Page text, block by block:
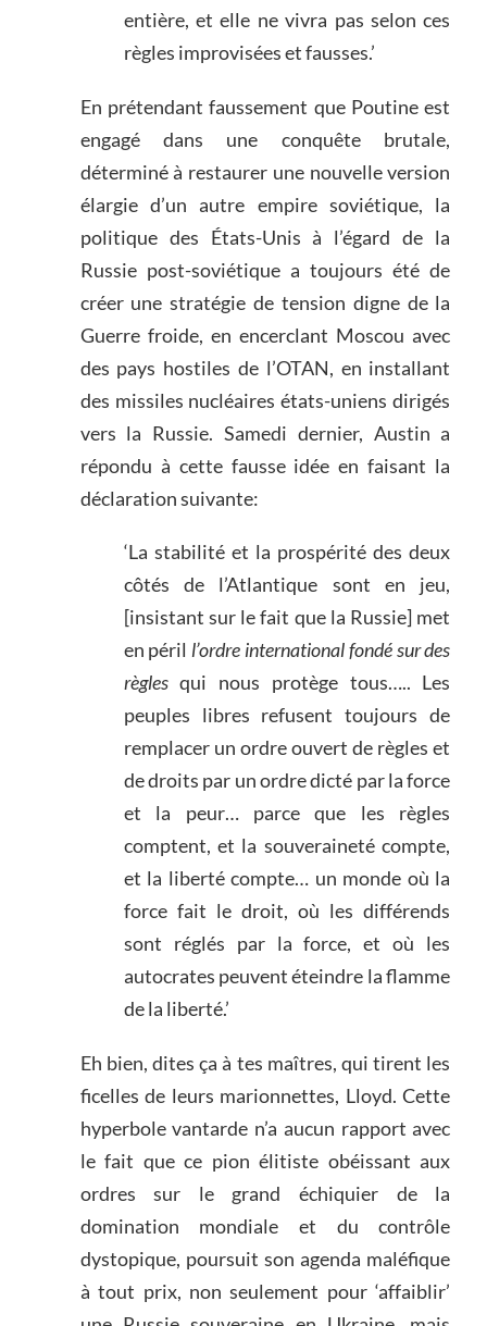
entière, et elle ne vivra pas selon ces
règles improvisées et fausses.’
En prétendant faussement que Poutine est
engagé dans une conquête brutale,
déterminé à restaurer une nouvelle version
élargie d’un autre empire soviétique, la
politique des États-Unis à l’égard de la
Russie post-soviétique a toujours été de
créer une stratégie de tension digne de la
Guerre froide, en encerclant Moscou avec
des pays hostiles de l’OTAN, en installant
des missiles nucléaires états-uniens dirigés
vers la Russie. Samedi dernier, Austin a
répondu à cette fausse idée en faisant la
déclaration suivante:
‘La stabilité et la prospérité des deux
côtés de l’Atlantique sont en jeu,
[insistant sur le fait que la Russie] met
en péril l’ordre international fondé sur des
règlesqui nous protège tous….. Les
peuples libres refusent toujours de
remplacer un ordre ouvert de règles et
de droits par un ordre dicté par la force
et la peur… parce que les règles
comptent, et la souveraineté compte,
et la liberté compte… un monde où la
force fait le droit, où les différends
sont réglés par la force, et où les
autocrates peuvent éteindre la flamme
de la liberté.’
Eh bien, dites ça à tes maîtres, qui tirent les
ficelles de leurs marionnettes, Lloyd. Cette
hyperbole vantarde n’a aucun rapport avec
le fait que ce pion élitiste obéissant aux
ordres sur le grand échiquier de la
domination mondiale et du contrôle
dystopique, poursuit son agenda maléfique
à tout prix, non seulement pour ‘affaiblir’